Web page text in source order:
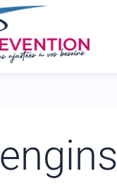
engins